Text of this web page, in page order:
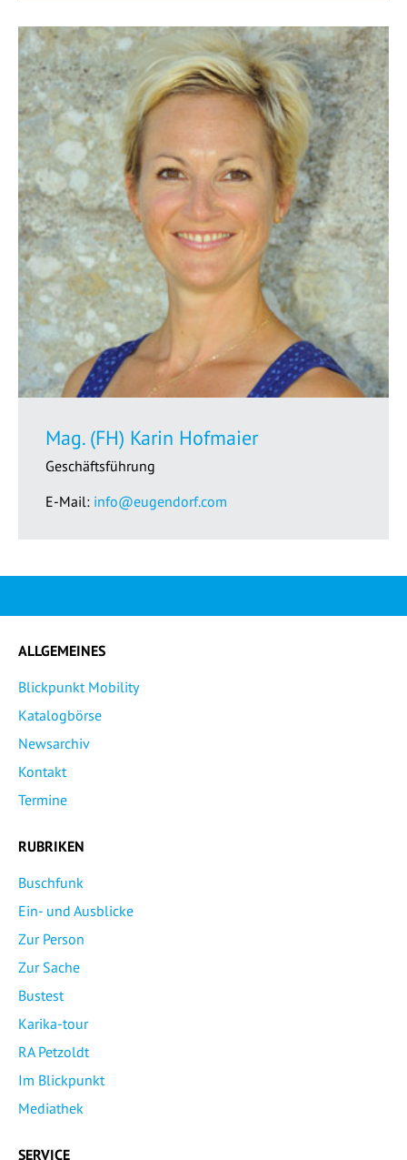
Mag. (FH) Karin Hofmaier
Geschäftsführung
E-Mail: info@eugendorf.com
ALLGEMEINES
Blickpunkt Mobility
Katalogbörse
Newsarchiv
Kontakt
Termine
RUBRIKEN
Buschfunk
Ein- und Ausblicke
Zur Person
Zur Sache
Bustest
Karika-tour
RA Petzoldt
Im Blickpunkt
Mediathek
SERVICE